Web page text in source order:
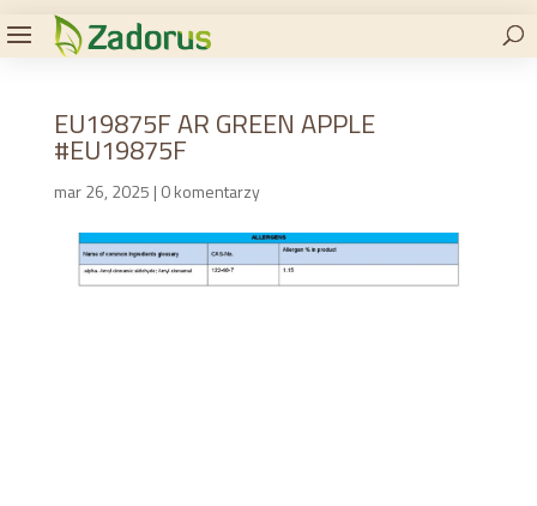
EU19875F AR GREEN APPLE
#EU19875F
mar 26, 2025 | 0 komentarzy